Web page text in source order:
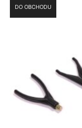
DO OBCHODU